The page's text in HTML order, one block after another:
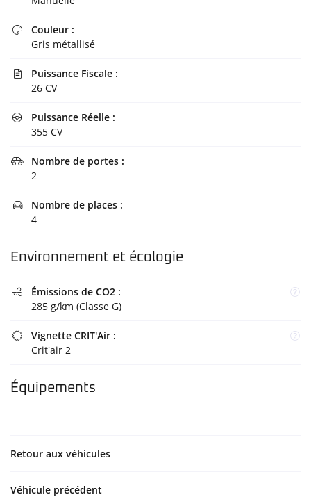
ATELIER
SERVICES
ACTUALITÉS
CONTACT

Couleur :
Gris métallisé

Puissance Fiscale :
26 CV

Puissance Réelle :
355 CV

Nombre de portes :
2

Nombre de places :
4
Environnement et écologie

Émissions de CO2 :
285 g/km (Classe G)

Vignette CRIT'Air :
Crit'air 2
Équipements
Retour aux véhicules
Véhicule précédent